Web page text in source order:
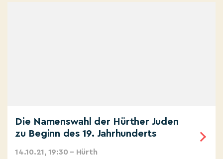
Die Namenswahl der Hürther Juden
zu Beginn des 19. Jahrhunderts
14.10.21, 19:30 – Hürth